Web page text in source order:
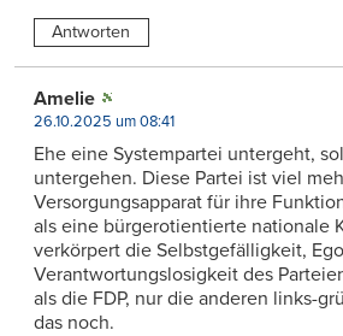
Antworten
Amelie
26.10.2025 um 08:41
Ehe eine Systempartei untergeht,
untergehen. Diese Partei ist viel
Versorgungsapparat für ihre
als eine bürgerotientierte nationale
verkörpert die Selbstgefälligkeit,
Verantwortungslosigkeit des
als die FDP, nur die anderen links-
das noch.